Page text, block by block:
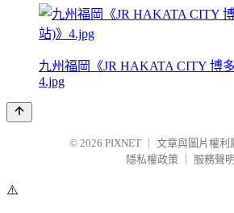
九州福岡《JR HAKATA CITY 博
4.jpg
© 2026 PIXNET
文章與圖片權利
隱私權政策
服務聲明
⚠️